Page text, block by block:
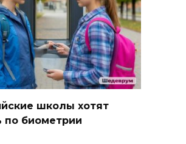
школы хотят
по биометрии